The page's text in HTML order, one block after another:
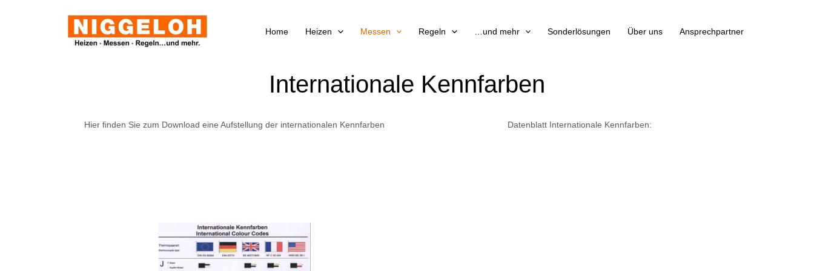
Home Heizen Messen Regeln …und mehr Sonderlösungen Über uns Ansprechpartner
Internationale Kennfarben
Hier finden Sie zum Download eine Aufstellung der internationalen Kennfarben Datenblatt Internationale Kennfarben: